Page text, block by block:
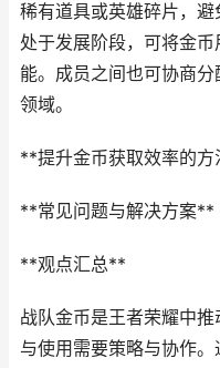
稀有道具或英雄碎片，
处于发展阶段，可将金
能。成员之间也可协商
领域。
**提升金币获取效率的
**常见问题与解决方案**
**观点汇总**
战队金币是王者荣耀中
与使用需要策略与协作